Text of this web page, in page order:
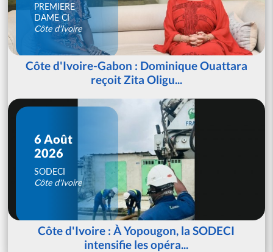
PREMIERE
DAME CI
Côte d'Ivoire
Côte d'Ivoire-Gabon : Dominique Ouattara
reçoit Zita Oligu...
6 Août
2026
SODECI
Côte d'Ivoire
Côte d'Ivoire : À Yopougon, la SODECI
intensifie les opéra...